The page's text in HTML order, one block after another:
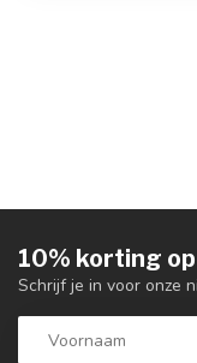
10% korting
Schrijf je in voor onze